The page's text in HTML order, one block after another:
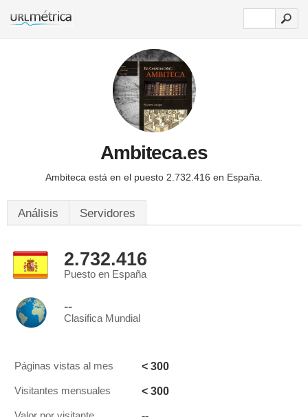
Ambiteca.es
Ambiteca está en el puesto 2.732.416 en España.
Análisis Servidores
2.732.416
Puesto en España
--
Clasifica Mundial
Páginas vistas al mes < 300
Visitantes mensuales < 300